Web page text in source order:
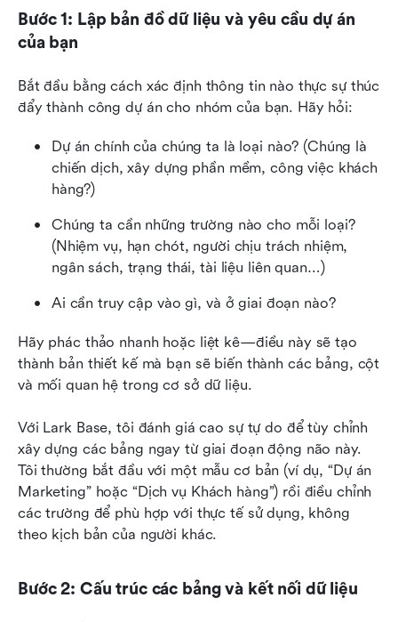
Bước 1: Lập bản đồ dữ liệu và yêu cầu dự án
của bạn
Bắt đầu bằng cách xác định thông tin nào thực sự thúc
đẩy thành công dự án cho nhóm của bạn. Hãy hỏi:
Dự án chính của chúng ta là loại nào? (Chúng là
chiến dịch, xây dựng phần mềm, công việc khách
hàng?)
Chúng ta cần những trường nào cho mỗi loại?
(Nhiệm vụ, hạn chót, người chịu trách nhiệm,
ngân sách, trạng thái, tài liệu liên quan…)
Ai cần truy cập vào gì, và ở giai đoạn nào?
Hãy phác thảo nhanh hoặc liệt kê—điều này sẽ tạo
thành bản thiết kế mà bạn sẽ biến thành các bảng, cột
và mối quan hệ trong cơ sở dữ liệu.
Với Lark Base, tôi đánh giá cao sự tự do để tùy chỉnh
xây dựng các bảng ngay từ giai đoạn động não này.
Tôi thường bắt đầu với một mẫu cơ bản (ví dụ, “Dự án
Marketing” hoặc “Dịch vụ Khách hàng”) rồi điều chỉnh
các trường để phù hợp với thực tế sử dụng, không
theo kịch bản của người khác.
Bước 2: Cấu trúc các bảng và kết nối dữ liệu